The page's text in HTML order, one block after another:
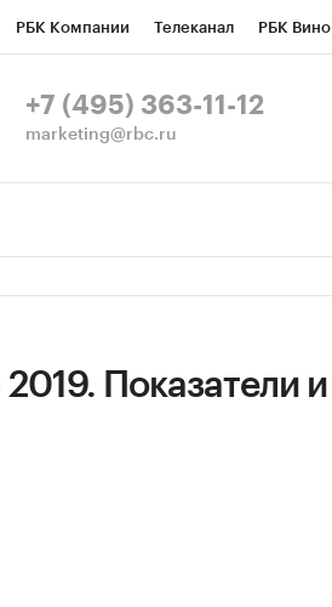
РБК Компании Телеканал РБК Вино
СПб Спецпроекты
+7 (495) 363-11-12
marketing@rbc.ru
Показатели и